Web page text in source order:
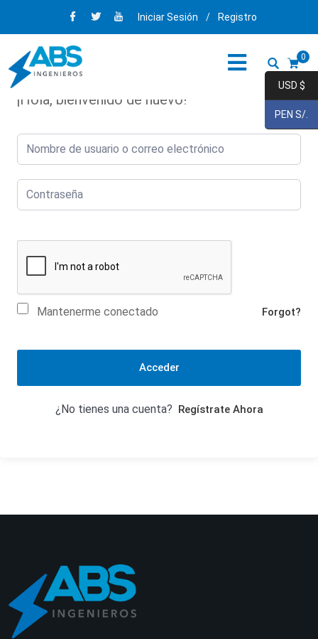
Iniciar Sesión / Registro
0
¡Hola, bienvenido de nuevo!
Mantenerme conectado Forgot?
Acceder
¿No tienes una cuenta? Regístrate Ahora
USD $
PEN S/.